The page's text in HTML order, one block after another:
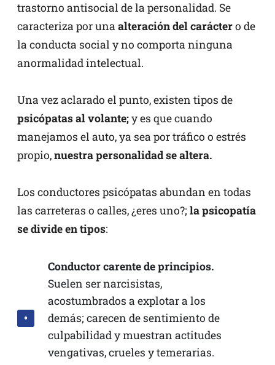
trastorno antisocial de la personalidad. Se
caracteriza por una alteración del caráctero de
la conducta social y no comporta ninguna
anormalidad intelectual.
Una vez aclarado el punto, existen tipos de
psicópatas al volante;y es que cuando
manejamos el auto, ya sea por tráfico o estrés
propio,nuestra personalidad se altera.
Los conductores psicópatas abundan en todas
las carreteras o calles, ¿eres uno?; la psicopatía
se divide en tipos:
Conductor carente de principios.
Suelen ser narcisistas,
acostumbrados a explotar a los
demás; carecen de sentimiento de
culpabilidad y muestran actitudes
vengativas, crueles y temerarias.